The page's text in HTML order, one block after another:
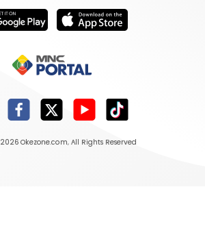
Okezone.com, All Rights Reserved